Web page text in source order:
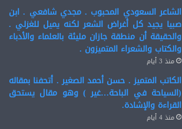
الشاعر السعودي المحبوب . مجدي شافعي . ابن
صبيا يجيد كل أغراض الشعر لكنه يميل للغزلي .
والحقيقة أن منطقة جازان مليئة بالعلماء والأدباء
والكتاب والشعراء المتميزون .
منذ 3 أيام
الكاتب المتميز . حسن أحمد الصغير . أتحفنا بمقاله
(السياحة في الباحة…غير ) وهو مقال يستحق
القراءة والإشادة.
منذ 4 أيام